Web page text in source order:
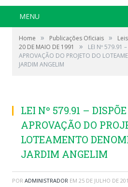
MENU
Home » Publicações Oficiais » Leis
20 DE MAIO DE 1991
»
LEI Nº 579.91
APROVAÇÃO DO PROJETO DO
JARDIM ANGELIM
LEI Nº 579.91 –
APROVAÇÃO DO
LOTEAMENTO
JARDIM ANGELIM
POR ADMINISTRADOR EM 25 DE JULHO DE